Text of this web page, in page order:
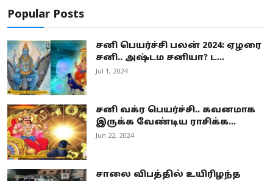
World
Astrology
Spirituality
Weather
Politics
Popular Posts
சனி பெயர்ச்சி பலன் 2024: ஏழரை
சனி.. அஷ்டம சனியா? ட...
Jul 1, 2024
சனி வக்ர பெயர்ச்சி.. கவனமாக
இருக்க வேண்டிய ராசிக்க...
Jun 22, 2024
சாலை விபத்தில் உயிரிழந்த